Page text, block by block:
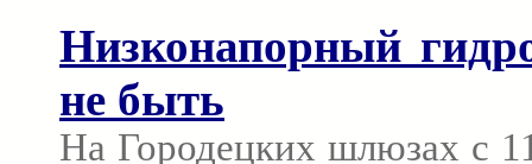
Низконапорный
не быть
На Городецких шлюзах с